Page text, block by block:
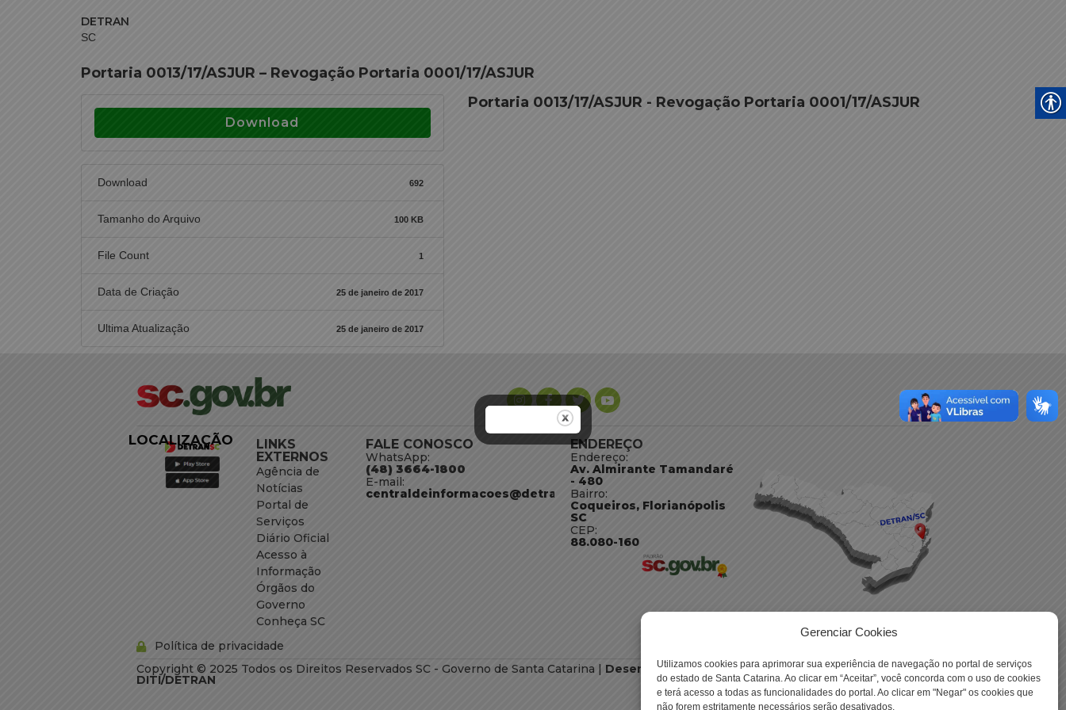
Gerenciar Cookies
Utilizamos cookies para aprimorar sua experiência de navegação no portal de serviços
do estado de Santa Catarina. Ao clicar em “Aceitar”, você concorda com o uso de cookies
e terá acesso a todas as funcionalidades do portal. Ao clicar em "Negar" os cookies que
não forem estritamente necessários serão desativados.
DETRAN
SC
Portaria 0013/17/ASJUR – Revogação Portaria 0001/17/ASJUR
Download
Download 692
Tamanho do Arquivo 100 KB
File Count 1
Data de Criação 25 de janeiro de 2017
Ultima Atualização 25 de janeiro de 2017
Portaria 0013/17/ASJUR - Revogação Portaria 0001/17/ASJUR
LINKS
EXTERNOS
Agência de
Notícias
Portal de
Serviços
Diário Oficial
Acesso à
Informação
Órgãos do
Governo
Conheça SC
FALE CONOSCO
WhatsApp:
(48) 3664-1800
E-mail:
centraldeinformacoes@detran.sc.gov.br
ENDEREÇO
Endereço:
Av. Almirante Tamandaré
- 480
Bairro:
Coqueiros, Florianópolis
SC
CEP:
88.080-160
Política de privacidade
LOCALIZAÇÃO
Copyright © 2025 Todos os Direitos Reservados SC - Governo de Santa Catarina | Desenvolvimento -
DITI/DETRAN